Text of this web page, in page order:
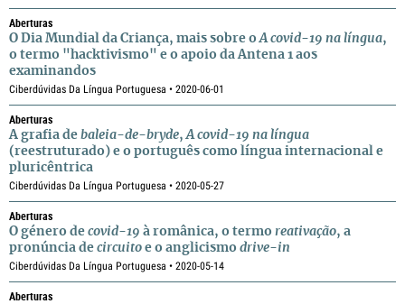
Aberturas
O Dia Mundial da Criança, mais sobre oA covid-19 na língua,
o termo "hacktivismo" e o apoio da Antena 1 aos
examinandos
Ciberdúvidas Da Língua Portuguesa • 2020-06-01
Aberturas
A grafia de baleia-de-bryde,A covid-19 na língua
(reestruturado) e o português como língua internacional e
pluricêntrica
Ciberdúvidas Da Língua Portuguesa • 2020-05-27
Aberturas
O género de covid-19 à românica, o termo reativação, a
pronúncia de circuito e o anglicismo drive-in
Ciberdúvidas Da Língua Portuguesa • 2020-05-14
Aberturas